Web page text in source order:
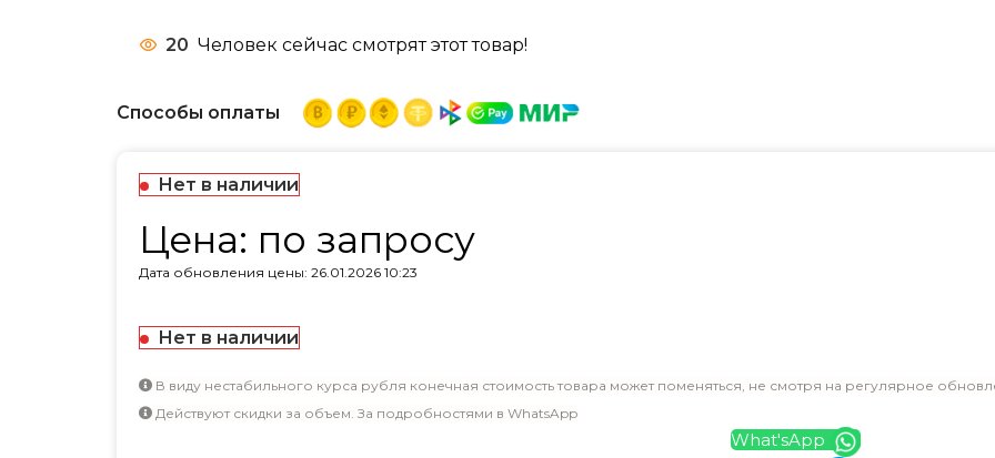
20 Человек сейчас смотрят этот товар!
Способы оплаты
Нет в наличии
Цена: по запросу
Дата обновления цены: 26.01.2026 10:23
Нет в наличии
В виду нестабильного курса рубля конечная стоимость товара может поменяться, не смотря на регулярное
Действуют скидки за объем. За подробностями в WhatsApp
What'sApp